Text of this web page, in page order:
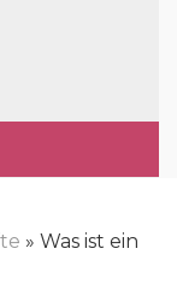
» Was ist ein